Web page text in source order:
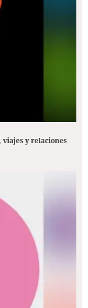
viajes y relaciones